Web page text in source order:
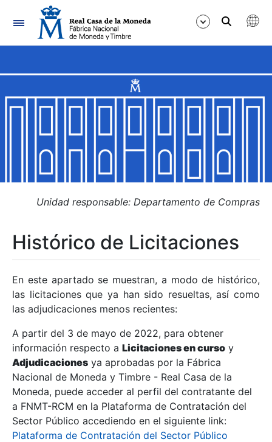
Navegación
Mostrar/Ocultar
Mostrar/Ocultar
Mostrar/Ocultar
Mostrar/Ocultar
Mostrar/Ocultar
Mostrar/Ocultar
Unidad responsable: Departamento de Compras
Histórico de Licitaciones
En este apartado se muestran, a modo de histórico,
las licitaciones que ya han sido resueltas, así como
las adjudicaciones menos recientes:
A partir del 3 de mayo de 2022, para obtener
información respecto a Licitaciones en curso y
Adjudicaciones ya aprobadas por la Fábrica
Nacional de Moneda y Timbre - Real Casa de la
Moneda, puede acceder al perfil del contratante del
a FNMT-RCM en la Plataforma de Contratación del
Sector Público accediendo en el siguiente link:
Plataforma de Contratación del Sector Público